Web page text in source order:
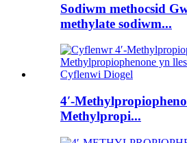
Sodiwm methocsid
methylate sodiwm...
4′-
Methylpropi...